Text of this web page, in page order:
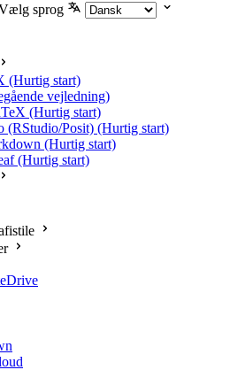
sprog
(Hurtig start)
vejledning)
(Hurtig start)
(RStudio/Posit) (Hurtig start)
(Hurtig start)
(Hurtig start)